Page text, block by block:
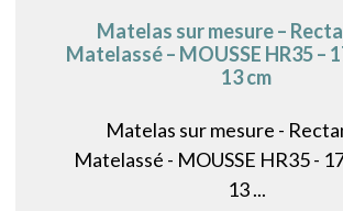
Matelas sur mesure –
Matelassé – MOUSSE HR35 –
13 cm
Matelas sur mesure -
Matelassé - MOUSSE HR35 -
13 ...